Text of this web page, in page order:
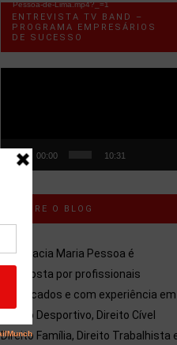
Pessoa-de-Lima.mp4?_=1
ENTREVISTA TV BAND –
PROGRAMA EMPRESÁRIOS
DE SUCESSO
00:00 10:31
SOBRE O BLOG
Advocacia Maria Pessoa é
composta por profissionais
qualificados e com experiência em
Direito Desportivo, Direito Cível
Direito Família, Direito Trabalhista